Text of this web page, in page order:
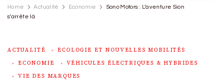
Home Actualité Economie
Sono Motors : L’aventure Sion
s’arrête là
ACTUALITÉ
ECOLOGIE ET NOUVELLES MOBILITÉS
ECONOMIE
VÉHICULES ÉLECTRIQUES & HYBRIDES
VIE DES MARQUES